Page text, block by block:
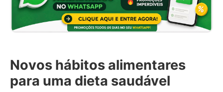
Novos hábitos alimentares
para uma dieta saudável